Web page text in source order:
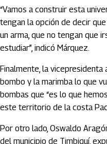
“Vamos a construir esta
tengan la opción de decir
un arma, que no tengan que
estudiar”, indicó Márquez.
Finalmente, la
bombo y la marimba lo que
bombas que “es lo que
este territorio de la costa
Por otro lado, Oswaldo
del municipio de Timbiquí,